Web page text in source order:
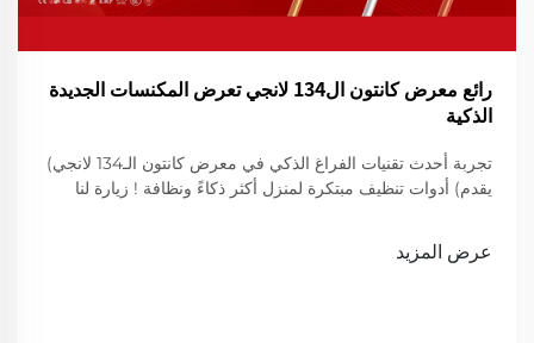
رائع معرض كانتون ال134 لانجي تعرض المكنسات الجديدة
الذكية
تجربة أحدث تقنيات الفراغ الذكي في معرض كانتون الـ134 لانجي)
يقدم) أدوات تنظيف مبتكرة لمنزل أكثر ذكاءً ونظافة ! زيارة لنا
عرض المزيد